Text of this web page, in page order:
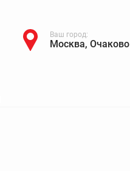
Ваш город:
Москва, Очаково